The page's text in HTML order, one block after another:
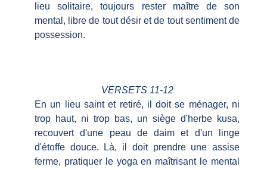
lieu solitaire, toujours rester maître de son
mental, libre de tout désir et de tout sentiment de
possession.
VERSETS 11-12
En un lieu saint et retiré, il doit se ménager, ni
trop haut, ni trop bas, un siège d'herbe kusa,
recouvert d'une peau de daim et d'un linge
d'étoffe douce. Là, il doit prendre une assise
ferme, pratiquer le yoga en maîtrisant le mental